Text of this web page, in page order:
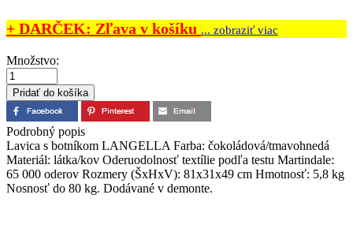
+ DARČEK: Zľava v košíku ... zobraziť viac
Množstvo:
Podrobný popis
Lavica s botníkom LANGELLA Farba: čokoládová/tmavohnedá
Materiál: látka/kov Oderuodolnosť textílie podľa testu Martindale:
65 000 oderov Rozmery (ŠxHxV): 81x31x49 cm Hmotnosť: 5,8 kg
Nosnosť do 80 kg. Dodávané v demonte.